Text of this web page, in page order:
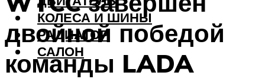
КОЛЕСА И ШИНЫ
РАДИАТОР
САЛОН
двойной победой
команды LADA